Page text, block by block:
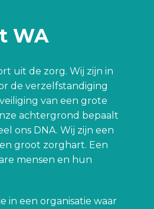
WA
uit de zorg. Wij zijn in
de verzelfstandiging
van een grote
achtergrond bepaalt
ons DNA. Wij zijn een
groot zorghart. Een
mensen en hun
in een organisatie waar